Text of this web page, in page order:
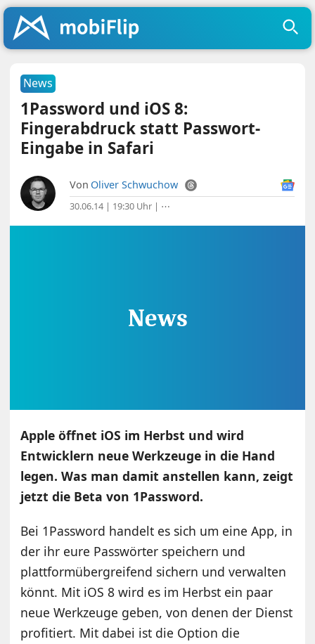
News
1Password und iOS 8:
Fingerabdruck statt Passwort-
Eingabe in Safari
Von Oliver Schwuchow
30.06.14 | 19:30 Uhr | ⋯
Apple öffnet iOS im Herbst und wird
Entwicklern neue Werkzeuge in die Hand
legen. Was man damit anstellen kann, zeigt
jetzt die Beta von 1Password.
Bei 1Password handelt es sich um eine App, in
der ihr eure Passwörter speichern und
plattformübergreifend sichern und verwalten
könnt. Mit iOS 8 wird es im Herbst ein paar
neue Werkzeuge geben, von denen der Dienst
profitiert. Mit dabei ist die Option die